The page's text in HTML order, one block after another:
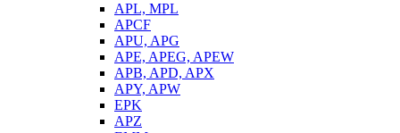
APL, MPL
APCF
APU, APG
APE, APEG, APEW
APB, APD, APX
APY, APW
EPK
APZ